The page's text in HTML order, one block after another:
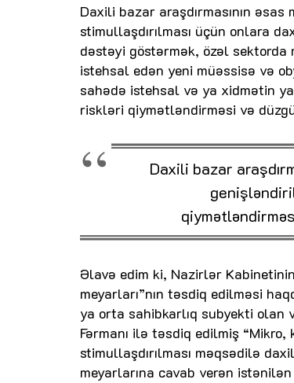
Daxili bazar araşdırmasının
stimullaşdırılması üçün onlara
dəstəyi göstərmək, özəl sektorda
istehsal edən yeni müəssisə və
sahədə istehsal və ya xidmətin
riskləri qiymətləndirməsi və
Daxili bazar
Əlavə edim ki, Nazirlər
meyarları”nın təsdiq edilməsi
ya orta sahibkarlıq subyekti
Fərmanı ilə təsdiq edilmiş
stimullaşdırılması məqsədilə
meyarlarına cavab verən